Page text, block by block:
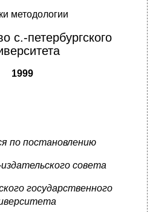
методологии
с.-петербургского
1999
по постановлению
совета
государственного